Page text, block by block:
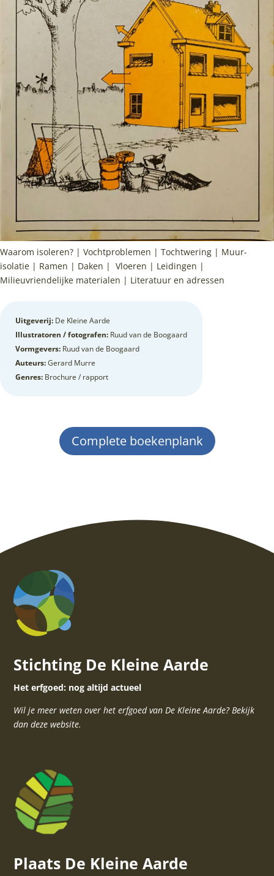
Waarom isoleren? | Vochtproblemen | Tochtwering | Muur-
isolatie | Ramen | Daken | Vloeren | Leidingen |
Milieuvriendelijke materialen | Literatuur en adressen
Uitgeverij: De Kleine Aarde
Illustratoren / fotografen: Ruud van de Boogaard
Vormgevers: Ruud van de Boogaard
Auteurs: Gerard Murre
Genres: Brochure / rapport
Complete boekenplank
Stichting De Kleine Aarde
Het erfgoed: nog altijd actueel
Wil je meer weten over het erfgoed van De Kleine Aarde? Bekijk
dan deze website.
Plaats De Kleine Aarde